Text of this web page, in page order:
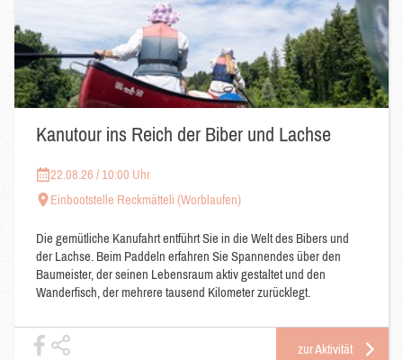
Kanutour ins Reich der Biber und Lachse
22.08.26 / 10:00 Uhr
Einbootstelle Reckmätteli (Worblaufen)
Die gemütliche Kanufahrt entführt Sie in die Welt des Bibers und
der Lachse. Beim Paddeln erfahren Sie Spannendes über den
Baumeister, der seinen Lebensraum aktiv gestaltet und den
Wanderfisch, der mehrere tausend Kilometer zurücklegt.
zur Aktivität